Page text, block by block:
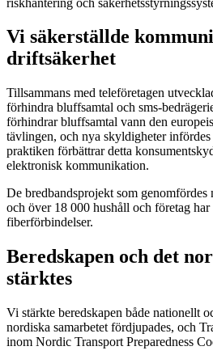
Vi säkerställde
driftsäkerhet
Tillsammans med teleföretagen
förhindra bluff­samtal och sms-
förhindrar bluff­samtal vann den
tävlingen, och nya skyldigheter
praktiken förbättrar detta
elektronisk kommunikation.
De bredbandsprojekt som genomfördes
och över 18 000 hushåll och företag har
fiberförbindelser.
Beredskapen och det
stärktes
Vi stärkte beredskapen både nationellt
nordiska samarbetet fördjupades, och
inom Nordic Transport Preparedness